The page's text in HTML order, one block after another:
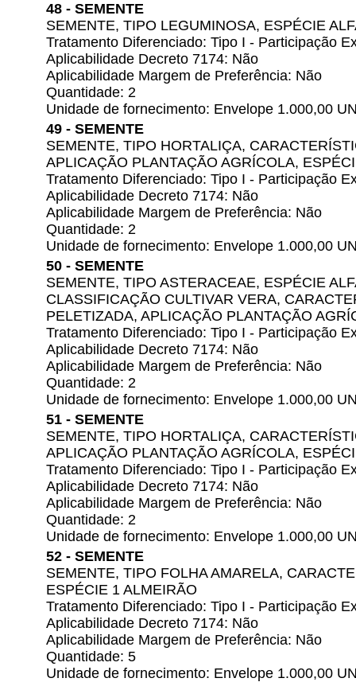
48 - SEMENTE
SEMENTE, TIPO LEGUMINOSA, ESPÉCIE
Tratamento Diferenciado: Tipo I - Participação
Aplicabilidade Decreto 7174: Não
Aplicabilidade Margem de Preferência: Não
Quantidade: 2
Unidade de fornecimento: Envelope 1.000,00
49 - SEMENTE
SEMENTE, TIPO HORTALIÇA,
APLICAÇÃO PLANTAÇÃO AGRÍCOLA,
Tratamento Diferenciado: Tipo I - Participação
Aplicabilidade Decreto 7174: Não
Aplicabilidade Margem de Preferência: Não
Quantidade: 2
Unidade de fornecimento: Envelope 1.000,00
50 - SEMENTE
SEMENTE, TIPO ASTERACEAE, ESPÉCIE
CLASSIFICAÇÃO CULTIVAR VERA,
PELETIZADA, APLICAÇÃO PLANTAÇÃO
Tratamento Diferenciado: Tipo I - Participação
Aplicabilidade Decreto 7174: Não
Aplicabilidade Margem de Preferência: Não
Quantidade: 2
Unidade de fornecimento: Envelope 1.000,00
51 - SEMENTE
SEMENTE, TIPO HORTALIÇA,
APLICAÇÃO PLANTAÇÃO AGRÍCOLA,
Tratamento Diferenciado: Tipo I - Participação
Aplicabilidade Decreto 7174: Não
Aplicabilidade Margem de Preferência: Não
Quantidade: 2
Unidade de fornecimento: Envelope 1.000,00
52 - SEMENTE
SEMENTE, TIPO FOLHA AMARELA,
ESPÉCIE 1 ALMEIRÃO
Tratamento Diferenciado: Tipo I - Participação
Aplicabilidade Decreto 7174: Não
Aplicabilidade Margem de Preferência: Não
Quantidade: 5
Unidade de fornecimento: Envelope 1.000,00